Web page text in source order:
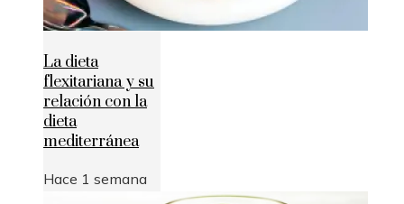
La dieta
flexitariana y su
relación con la
dieta
mediterránea
Hace 1 semana